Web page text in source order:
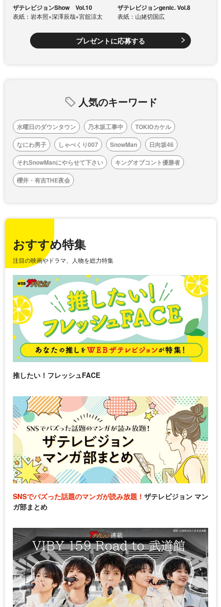
ザテレビジョンShow Vol.10
表紙：岩本照×深澤辰哉×宮舘涼太
ザテレビジョンgenic. Vol.8
表紙：山姥切国広
プレゼントに応募する
人気のキーワード
水曜日のダウンタウン 乃木坂工事中
TOKIOカケル
なにわ男子
しゃべくり007 SnowMan
日向坂46
それSnowManにやらせて下さい
キングオブコント優勝者
櫻井・有吉THE夜会
おすすめ特集
注目の映画やドラマ、人物を総力特集
推したい！フレッシュFACE
SNSでバズった話題のマンガが読み放題！ ザテレビジョン マン
ガ部まとめ